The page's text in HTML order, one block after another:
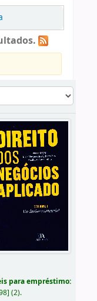
para empréstimo:
] (2).